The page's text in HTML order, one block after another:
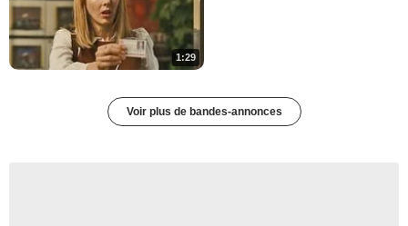
1:29
Voir plus de bandes-annonces